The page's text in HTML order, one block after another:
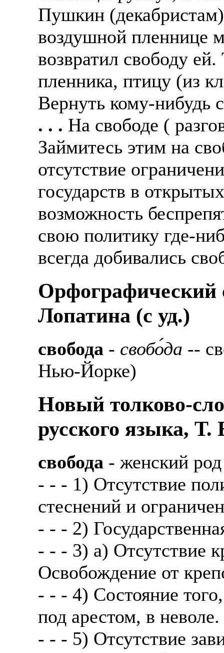
Пушкин
воздушной пленнице
возвратил свободу
пленника, птицу (из
Вернуть кому-нибудь
. . . На свободе (
Займитесь этим на
отсутствие
государств в
возможность
свою политику где-
всегда добивались
Орфографический
Лопатина (c уд.)
свобода - свобо́да --
Нью-Йорке)
Новый толково-
русского языка,
свобода - женский род
- - - 1) Отсутствие
стеснений и
- - - 2)
- - - 3) а) Отсутствие
Освобождение от
- - - 4) Состояние
под арестом, в неволе.
- - - 5) Отсутствие